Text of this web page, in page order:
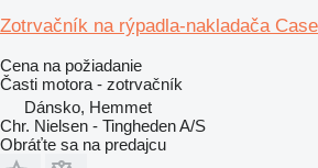
Zotrvačník na rýpadla-nakladača
Cena na požiadanie
Časti motora - zotrvačník
Dánsko, Hemmet
Chr. Nielsen - Tingheden A/S
Obráťte sa na predajcu